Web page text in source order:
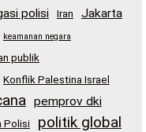
polisi Iran Jakarta
keamanan negara
publik
Konflik Palestina Israel
pemprov dki
Polisi
politik global